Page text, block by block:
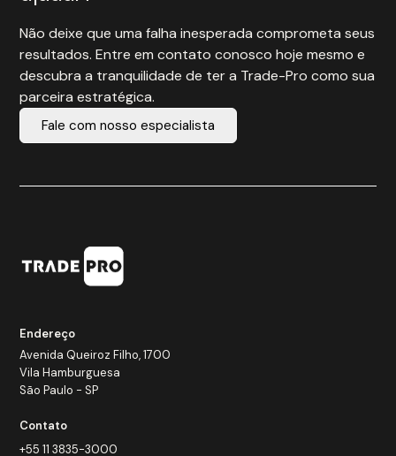
Não deixe que uma falha inesperada comprometa seus
resultados. Entre em contato conosco hoje mesmo e
descubra a tranquilidade de ter a Trade-Pro como sua
parceira estratégica.
Fale com nosso especialista
Endereço
Avenida Queiroz Filho, 1700
Vila Hamburguesa
São Paulo - SP
Contato
+55 11 3835-3000